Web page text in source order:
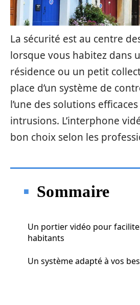
La sécurité est au centre
lorsque vous habitez dans
résidence ou un petit
place d’un système de
l’une des solutions
intrusions. L’interphone
bon choix selon les
Sommaire
Un portier vidéo pour
habitants
Un système adapté à vos